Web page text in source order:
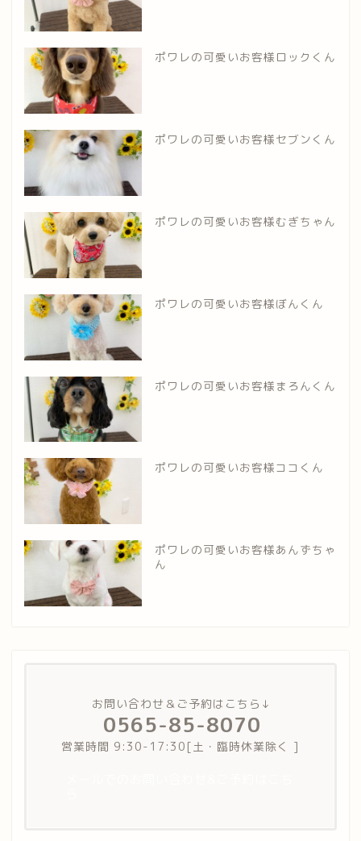
ポワレの可愛いお客様ロックくん
ポワレの可愛いお客様セブンくん
ポワレの可愛いお客様むぎちゃん
ポワレの可愛いお客様ぼんくん
ポワレの可愛いお客様まろんくん
ポワレの可愛いお客様ココくん
ポワレの可愛いお客様あんずちゃ
ん
お問い合わせ＆ご予約はこちら↓
0565-85-8070
営業時間 9:30-17:30[土・臨時休業除く ]